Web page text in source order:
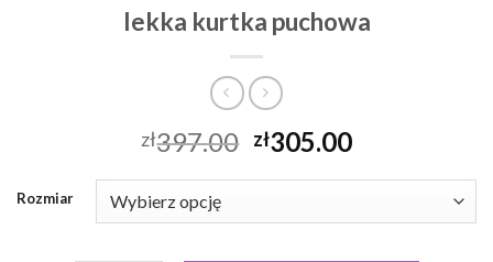
lekka kurtka puchowa
zł397.00 zł305.00
Rozmiar